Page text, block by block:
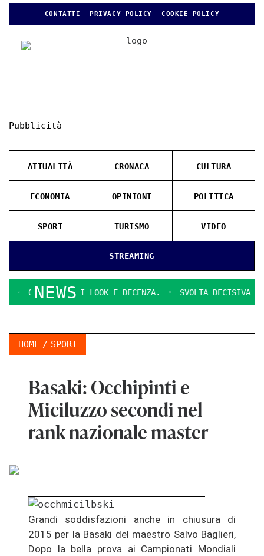
CONTATTI PRIVACY POLICY COOKIE POLICY
Pubblicità
STREAMING
ATTUALITÀ CRONACA CULTURA
ECONOMIA OPINIONI POLITICA
SPORT TURISMO VIDEO
NEWS
QUESTIONI DI LOOK E DECENZA. SVOLTA DECISIVA PER
HOME SPORT
Basaki: Occhipinti e
Miciluzzo secondi nel
rank nazionale master
Grandi soddisfazioni anche in chiusura di
2015 per la Basaki del maestro Salvo Baglieri,
Dopo la bella prova ai Campionati Mondiali